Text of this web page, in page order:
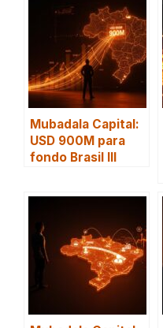
Mubadala Capital:
USD 900M para
fondo Brasil III